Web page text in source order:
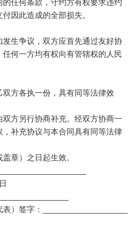
任何条款，守约方有权要求违约
因此造成的全部损失。
生争议，双方应首先通过友好协
何一方均有权向有管辖权的人民
方各执一份，具有同等法律效
方另行协商补充。经双方协商一
补充协议与本合同具有同等法律
章）之日起生效。
）签字：___________________